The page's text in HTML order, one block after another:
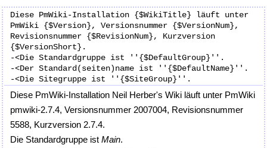
Diese PmWiki-Installation {$WikiTitle} läuft unter
PmWiki {$Version}, Versionsnummer {$VersionNum},
Revisionsnummer {$RevisionNum}, Kurzversion
{$VersionShort}.
-<Die Standardgruppe ist ''{$DefaultGroup}''.
-<Der Standard(seiten)name ist ''{$DefaultName}''.
Diese PmWiki-Installation Neil Herber's Wiki läuft unter PmWiki
pmwiki-2.7.4, Versionsnummer 2007004, Revisionsnummer
5588, Kurzversion 2.7.4.
Die Standardgruppe ist Main.